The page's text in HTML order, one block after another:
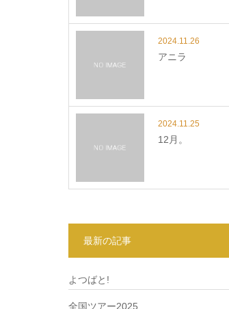
2024.11.26
アニラ
2024.11.25
12月。
最新の記事
よつばと!
全国ツアー2025